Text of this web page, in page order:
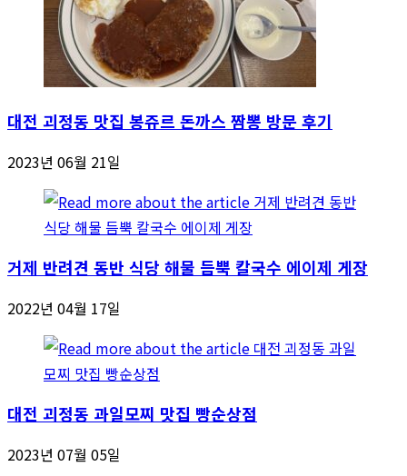
대전 괴정동 맛집 봉쥬르 돈까스 짬뽕 방문 후기
2023년 06월 21일
거제 반려견 동반 식당 해물 듬뿍 칼국수 에이제 게장
2022년 04월 17일
대전 괴정동 과일모찌 맛집 빵순상점
2023년 07월 05일